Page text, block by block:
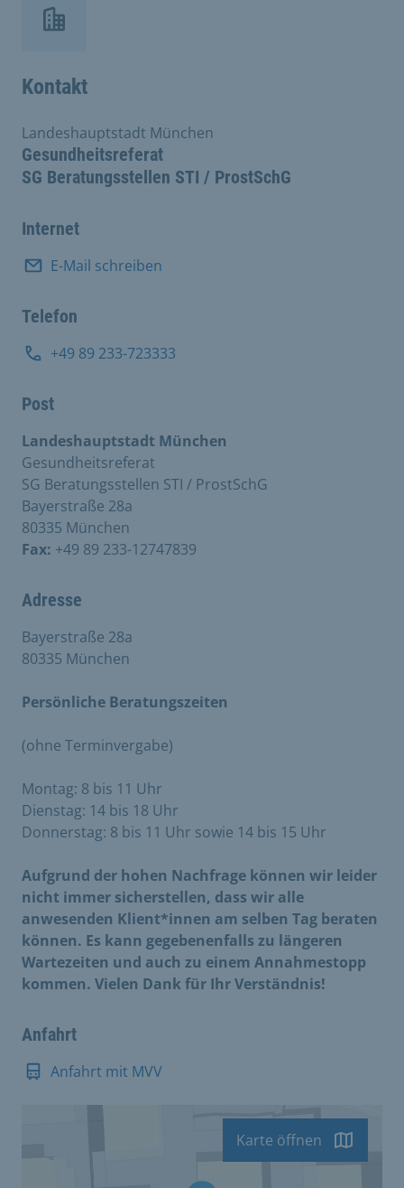
Kontakt
Gesundheitsreferat
SG Beratungsstellen STI / ProstSchG
Landeshauptstadt München
Internet
E-Mail schreiben
Telefon
+49 89 233-723333
Post
Landeshauptstadt München
Gesundheitsreferat
SG Beratungsstellen STI / ProstSchG
Bayerstraße 28a
80335 München
Fax: +49 89 233-12747839
Adresse
Bayerstraße 28a
80335 München
Persönliche Beratungszeiten
(ohne Terminvergabe)
Montag: 8 bis 11 Uhr
Dienstag: 14 bis 18 Uhr
Donnerstag: 8 bis 11 Uhr sowie 14 bis 15 Uhr
Aufgrund der hohen Nachfrage können wir leider
nicht immer sicherstellen, dass wir alle
anwesenden Klient*innen am selben Tag beraten
können. Es kann gegebenenfalls zu längeren
Wartezeiten und auch zu einem Annahmestopp
kommen. Vielen Dank für Ihr Verständnis!
Anfahrt
Anfahrt mit MVV
Karte öffnen